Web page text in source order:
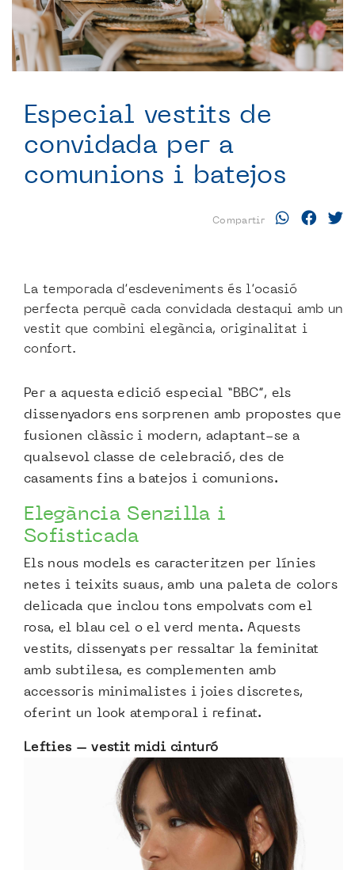
Especial vestits de
convidada per a
comunions i batejos
Compartir
La temporada d’esdeveniments és l’ocasió
perfecta perquè cada convidada destaqui amb un
vestit que combini elegància, originalitat i
confort.
Per a aquesta edició especial “BBC”, els
dissenyadors ens sorprenen amb propostes que
fusionen clàssic i modern, adaptant-se a
qualsevol classe de celebració, des de
casaments fins a batejos i comunions.
Elegància Senzilla i
Sofisticada
Els nous models es caracteritzen per línies
netes i teixits suaus, amb una paleta de colors
delicada que inclou tons empolvats com el
rosa, el blau cel o el verd menta. Aquests
vestits, dissenyats per ressaltar la feminitat
amb subtilesa, es complementen amb
accessoris minimalistes i joies discretes,
oferint un look atemporal i refinat.
Lefties – vestit midi cinturó